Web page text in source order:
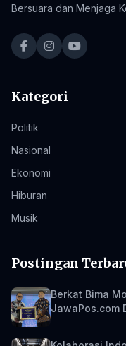
Bersuara dan Menjaga
Kategori
Politik
Nasional
Ekonomi
Hiburan
Musik
Postingan
Berkat Bima
JawaPos.com